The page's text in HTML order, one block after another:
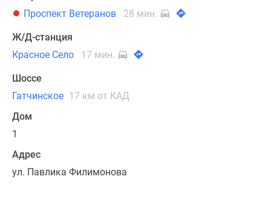
Проспект Ветеранов
28 мин.
Ж/Д-станция
Красное Село
17 мин.
Шоссе
Гатчинское 17 км от КАД
Дом
1
Адрес
ул. Павлика Филимонова